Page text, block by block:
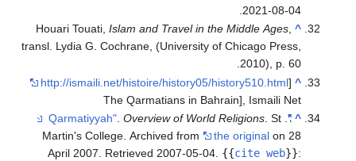
2021-08-04
.
^
Houari Touati,Islam and Travel in the Middle Ages ,
transl. Lydia G. Cochrane, (University of Chicago Press,
2010), p. 60.
^
[
http://ismaili.net/histoire/history05/history510.html
The Qarmatians in Bahrain], Ismaili Net
^
"Qarmatiyyah"
.Overview of World Religions . St .
Martin's College. Archived from
the originalon 28
April 2007
. Retrieved2007-05-04 . {{cite web}}